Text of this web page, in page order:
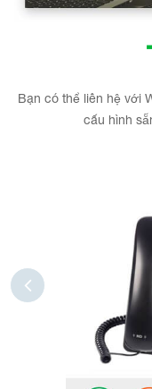
Bạn có thể liên hệ với
cấu hình